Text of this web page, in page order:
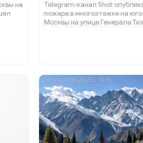
на
Telegram-канал Shot
пожара в многоэтажке на
Москвы на улице Генерала
23 апреля 2025, 13:18